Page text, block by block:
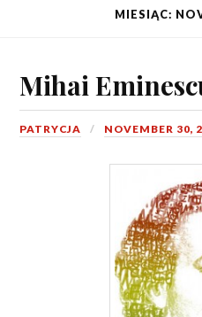
MIESIĄC:
Mihai
PATRYCJA NOVEMBER 30,